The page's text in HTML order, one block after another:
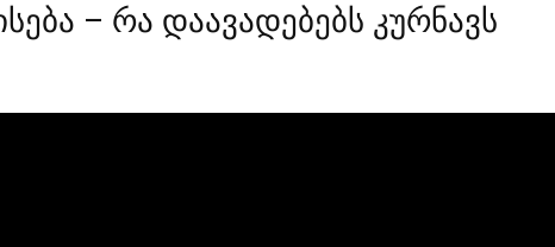
– რა დაავადებებს კურნავს